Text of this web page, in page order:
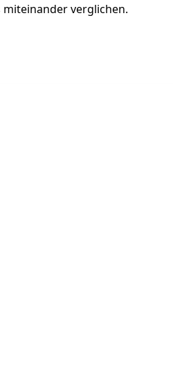
verglichen.